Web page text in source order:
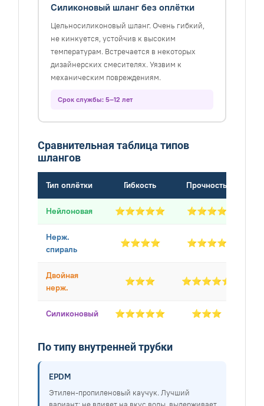
Силиконовый шланг без оплётки
Цельносиликоновый шланг. Очень гибкий,
не кинкуется, устойчив к высоким
температурам. Встречается в некоторых
дизайнерских смесителях. Уязвим к
механическим повреждениям.
Срок службы: 5–12 лет
Сравнительная таблица типов
шлангов
Тип оплётки Гибкость Прочность
Нейлоновая ⭐⭐⭐⭐⭐ ⭐⭐⭐⭐
Нерж.
спираль
⭐⭐⭐⭐ ⭐⭐⭐⭐
Двойная
нерж.
⭐⭐⭐ ⭐⭐⭐⭐⭐
Силиконовый ⭐⭐⭐⭐⭐ ⭐⭐⭐
По типу внутренней трубки
EPDM
Этилен-пропиленовый каучук. Лучший
вариант: не влияет на вкус воды, выдерживает